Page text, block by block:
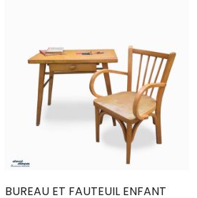
BUREAU ET FAUTEUIL ENFANT